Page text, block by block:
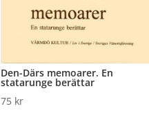
Den-Därs memoarer. En
statarunge berättar
75 kr